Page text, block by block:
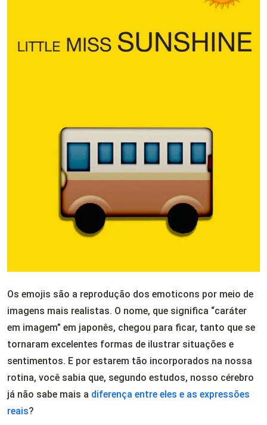
Os emojis são a reprodução dos emoticons por meio de
imagens mais realistas. O nome, que significa “caráter
em imagem” em japonês, chegou para ficar, tanto que se
tornaram excelentes formas de ilustrar situações e
sentimentos. E por estarem tão incorporados na nossa
rotina, você sabia que, segundo estudos, nosso cérebro
já não sabe mais a diferença entre eles e as expressões
reais?